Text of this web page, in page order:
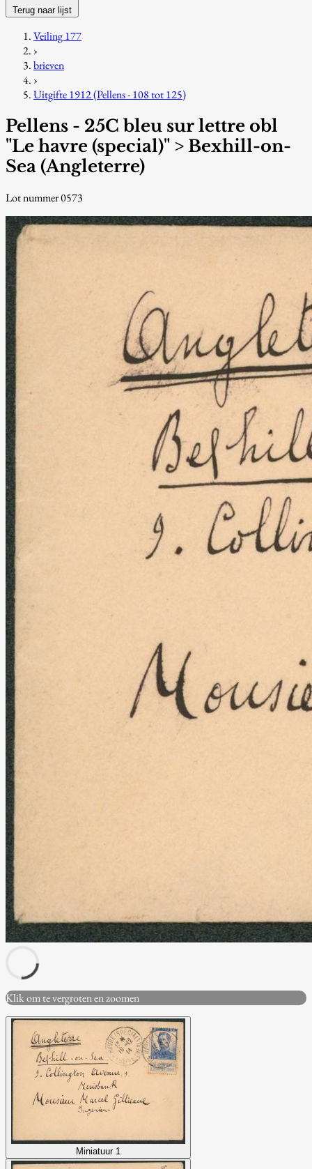
Terug naar lijst
Veiling 177
›
brieven
›
Uitgifte 1912 (Pellens - 108 tot 125)
Pellens - 25C bleu sur lettre obl
"Le havre (special)" > Bexhill-on-
Sea (Angleterre)
Lot nummer 0573
Klik om te vergroten en zoomen
Miniatuur 1